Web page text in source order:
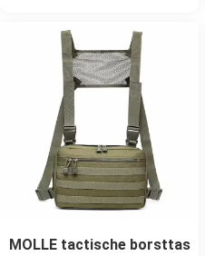
MOLLE tactische borsttas